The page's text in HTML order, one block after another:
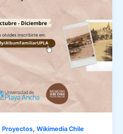
Proyectos,Wikimedia Chile